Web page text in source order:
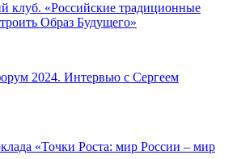
клуб. «Российские традиционные
Образ Будущего»
2024. Интервью с Сергеем
«Точки Роста: мир России – мир